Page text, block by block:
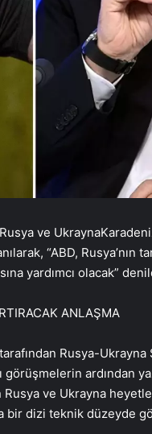
ve
“ABD, Rusya’nın
yardımcı olacak”
ANLAŞMA
Rusya-Ukrayna
ardından
Rusya ve Ukrayna
bir dizi teknik düzeyde